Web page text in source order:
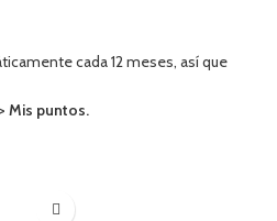
cada 12 meses, así que
> Mis puntos.